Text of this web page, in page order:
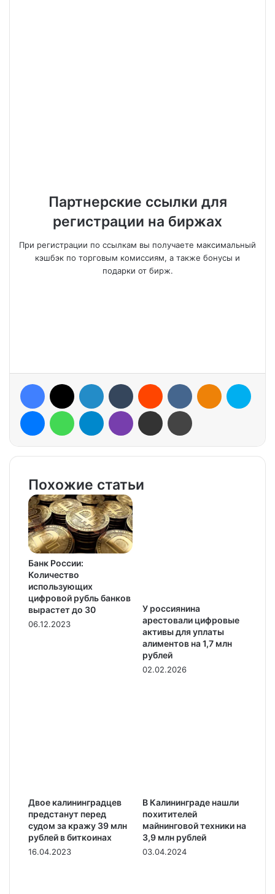
Партнерские ссылки для
регистрации на биржах
При регистрации по ссылкам вы получаете максимальный
кэшбэк по торговым комиссиям, а также бонусы и
подарки от бирж.
Похожие статьи
Банк России:
Количество
использующих
цифровой рубль банков
вырастет до 30
06.12.2023
У россиянина
арестовали цифровые
активы для уплаты
алиментов на 1,7 млн
рублей
02.02.2026
Двое калининградцев
предстанут перед
судом за кражу 39 млн
рублей в биткоинах
16.04.2023
В Калининграде нашли
похитителей
майнинговой техники на
3,9 млн рублей
03.04.2024